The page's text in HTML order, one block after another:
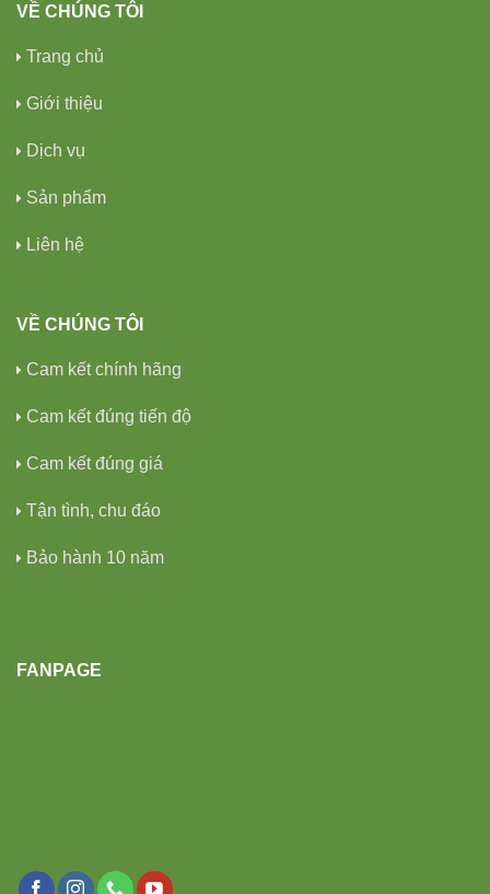
VỀ CHÚNG TÔI
Trang chủ
Giới thiệu
Dịch vụ
Sản phẩm
Liên hệ
VỀ CHÚNG TÔI
Cam kết chính hãng
Cam kết đúng tiến độ
Cam kết đúng giá
Tận tình, chu đáo
Bảo hành 10 năm
FANPAGE